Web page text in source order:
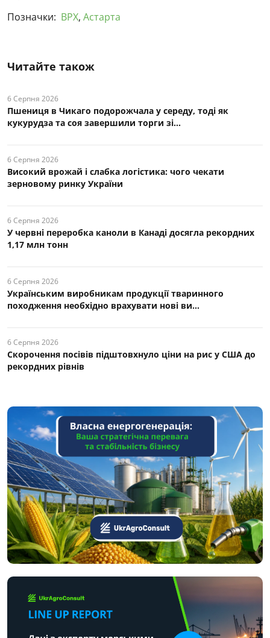
Позначки: ВРХ, Астарта
Читайте також
6 Серпня 2026
Пшениця в Чикаго подорожчала у середу, тоді як
кукурудза та соя завершили торги зі...
6 Серпня 2026
Високий врожай і слабка логістика: чого чекати
зерновому ринку України
6 Серпня 2026
У червні переробка каноли в Канаді досягла рекордних
1,17 млн тонн
6 Серпня 2026
Українським виробникам продукції тваринного
походження необхідно врахувати нові ви...
6 Серпня 2026
Скорочення посівів підштовхнуло ціни на рис у США до
рекордних рівнів